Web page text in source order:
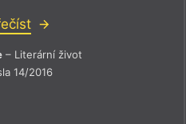
– Literární život
14/2016